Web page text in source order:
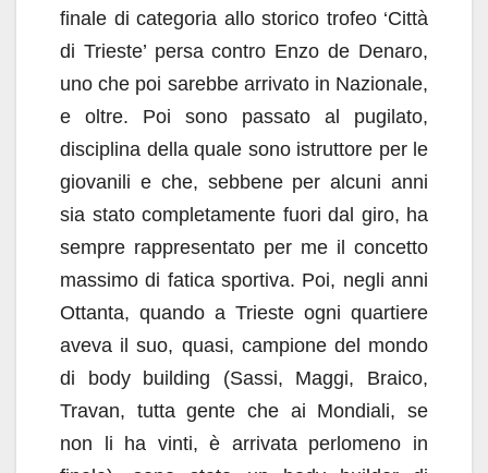
finale di categoria allo storico trofeo ‘Città
di Trieste’ persa contro Enzo de Denaro,
uno che poi sarebbe arrivato in Nazionale,
e oltre. Poi sono passato al pugilato,
disciplina della quale sono istruttore per le
giovanili e che, sebbene per alcuni anni
sia stato completamente fuori dal giro, ha
sempre rappresentato per me il concetto
massimo di fatica sportiva. Poi, negli anni
Ottanta, quando a Trieste ogni quartiere
aveva il suo, quasi, campione del mondo
di body building (Sassi, Maggi, Braico,
Travan, tutta gente che ai Mondiali, se
non li ha vinti, è arrivata perlomeno in